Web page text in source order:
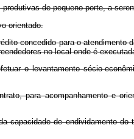
de pequeno porte, a
orientado.
concedido para o
no local onde é
o levantamento sócio-
para acompanhamento e
de endividamento